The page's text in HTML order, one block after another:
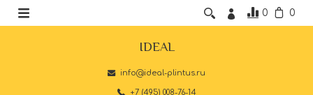
0 0
IDEAL
info@ideal-plintus.ru
+7 (495) 008-76-14